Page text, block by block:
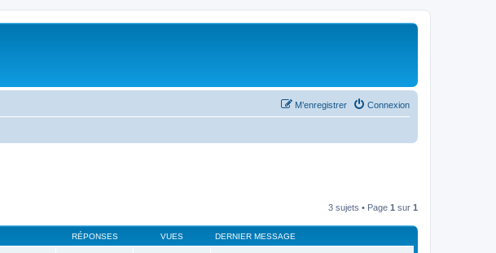
Connexion
M’enregistrer
3 sujets • Page 1 sur 1
RÉPONSES VUES DERNIER MESSAGE